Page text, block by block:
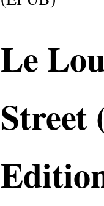
Le
Street